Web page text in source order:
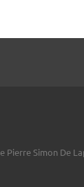
Pierre Simon De